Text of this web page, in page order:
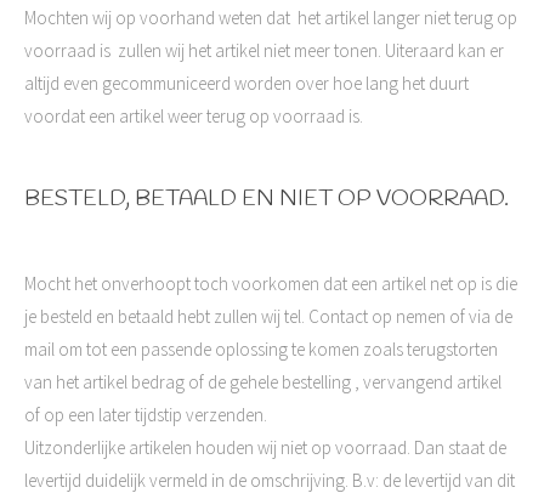
Mochten wij op voorhand weten dat het artikel langer niet terug op
voorraad is zullen wij het artikel niet meer tonen. Uiteraard kan er
altijd even gecommuniceerd worden over hoe lang het duurt
voordat een artikel weer terug op voorraad is.
BESTELD, BETAALD EN NIET OP VOORRAAD.
Mocht het onverhoopt toch voorkomen dat een artikel net op is die
je besteld en betaald hebt zullen wij tel. Contact op nemen of via de
mail om tot een passende oplossing te komen zoals terugstorten
van het artikel bedrag of de gehele bestelling , vervangend artikel
of op een later tijdstip verzenden.
Uitzonderlijke artikelen houden wij niet op voorraad. Dan staat de
levertijd duidelijk vermeld in de omschrijving. B.v: de levertijd van dit